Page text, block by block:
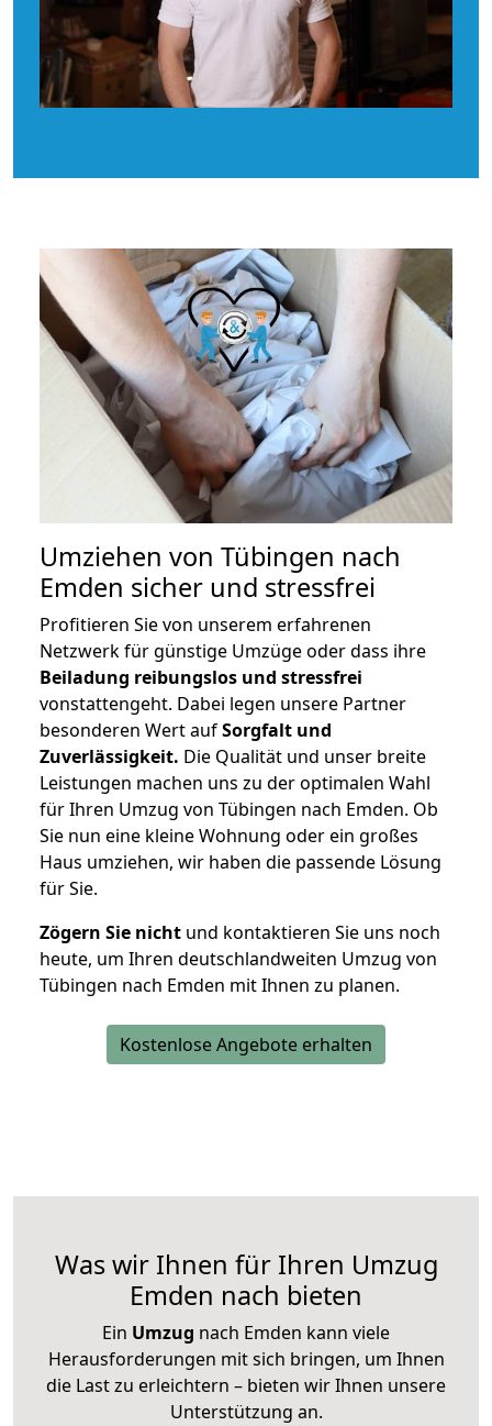
Umziehen von Tübingen nach
Emden sicher und stressfrei
Profitieren Sie von unserem erfahrenen
Netzwerk für günstige Umzüge oder dass ihre
Beiladung reibungslos und stressfrei
vonstattengeht. Dabei legen unsere Partner
besonderen Wert aufSorgfalt und
Zuverlässigkeit. Die Qualität und unser breite
Leistungen machen uns zu der optimalen Wahl
für Ihren Umzug von Tübingen nach Emden. Ob
Sie nun eine kleine Wohnung oder ein großes
Haus umziehen, wir haben die passende Lösung
für Sie.
Zögern Sie nicht und kontaktieren Sie uns noch
heute, um Ihren deutschlandweiten Umzug von
Tübingen nach Emden mit Ihnen zu planen.
Kostenlose Angebote erhalten
Was wir Ihnen für Ihren Umzug
Emden nach bieten
Ein Umzug nach Emden kann viele
Herausforderungen mit sich bringen, um Ihnen
die Last zu erleichtern – bieten wir Ihnen unsere
Unterstützung an.